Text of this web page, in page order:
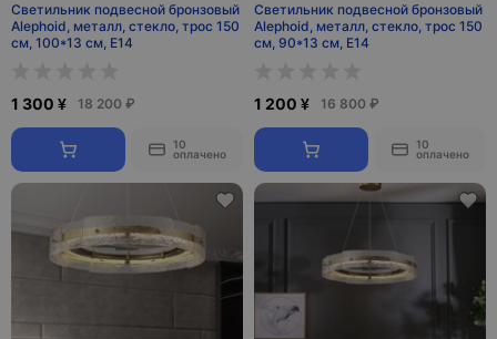
Светильник подвесной бронзовый
Alephoid, металл, стекло, трос 150
см, 100*13 см, Е14
1 300 ¥ 18 200 ₽
10
оплачено
Светильник подвесной бронзовый
Alephoid, металл, стекло, трос 150
см, 90*13 см, Е14
1 200 ¥ 16 800 ₽
10
оплачено